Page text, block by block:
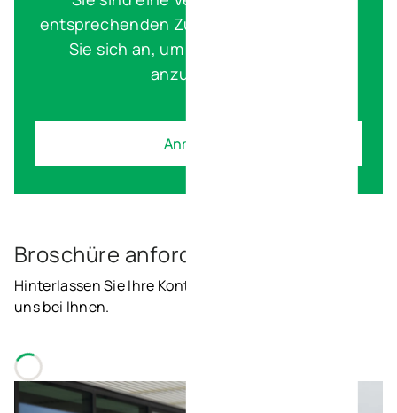
entsprechenden Zugangsdaten? Melden
Sie sich an, um den genauen Plan
anzuzeigen.
Anmelden
Broschüre anfordern
Hinterlassen Sie Ihre Kontaktdaten und wir melden
uns bei Ihnen.
Loading...